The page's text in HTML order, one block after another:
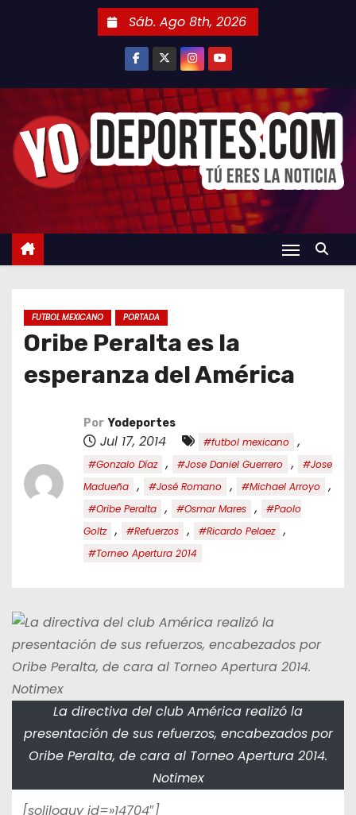
n
Sáb. Ago 8th, 2026
FUTBOL MEXICANO PORTADA
Oribe Peralta es la
esperanza del América
Por Yodeportes
Jul 17, 2014 #futbol mexicano ,
#Gonzalo Díaz , #Jose Daniel Guerrero ,
#Jose
Madueña
, #José Romano , #Michael Arroyo ,
#Oribe Peralta , #Osmar Mares ,
#Paolo
Goltz
, #Refuerzos , #Ricardo Pelaez ,
#Torneo Apertura 2014
La directiva del club América realizó la
presentación de sus refuerzos, encabezados por
Oribe Peralta, de cara al Torneo Apertura 2014.
Notimex
[soliloquy id=»14704″]